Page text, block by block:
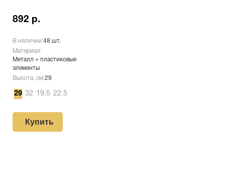
892 р.
В наличии:48 шт.
Материал:
Металл + пластиковые
элементы
Высота, см:29
29 32 19.5 22.5
Купить